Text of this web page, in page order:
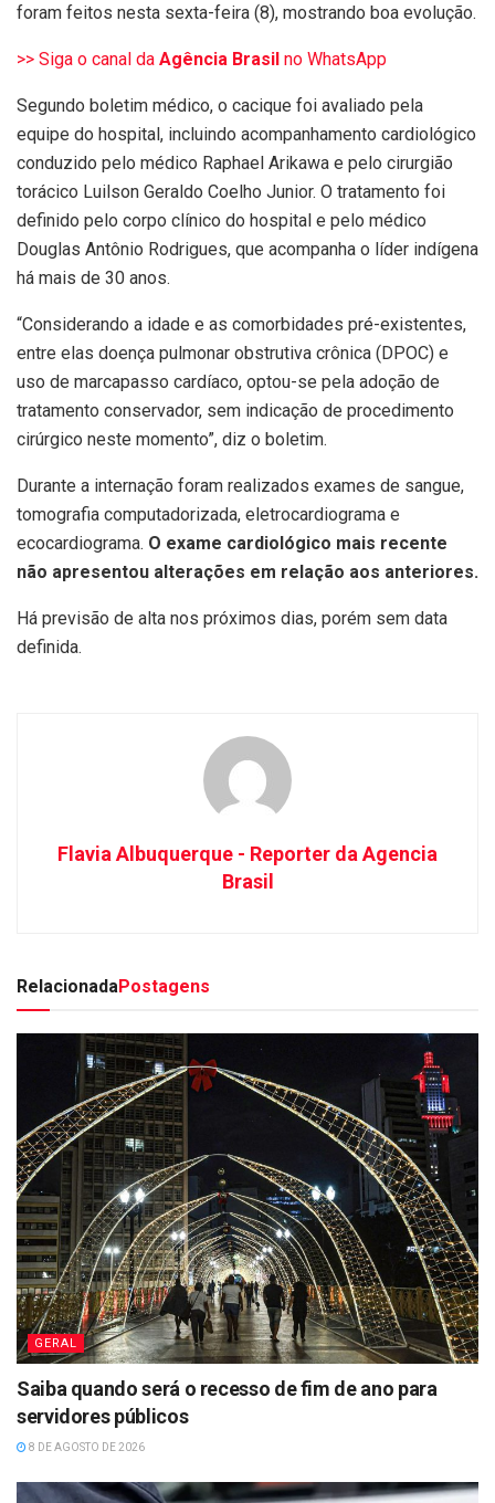
foram feitos nesta sexta-feira (8), mostrando boa evolução.
>> Siga o canal da Agência Brasil no WhatsApp
Segundo boletim médico, o cacique foi avaliado pela
equipe do hospital, incluindo acompanhamento cardiológico
conduzido pelo médico Raphael Arikawa e pelo cirurgião
torácico Luilson Geraldo Coelho Junior. O tratamento foi
definido pelo corpo clínico do hospital e pelo médico
Douglas Antônio Rodrigues, que acompanha o líder indígena
há mais de 30 anos.
“Considerando a idade e as comorbidades pré-existentes,
entre elas doença pulmonar obstrutiva crônica (DPOC) e
uso de marcapasso cardíaco, optou-se pela adoção de
tratamento conservador, sem indicação de procedimento
cirúrgico neste momento”, diz o boletim.
Durante a internação foram realizados exames de sangue,
tomografia computadorizada, eletrocardiograma e
ecocardiograma. O exame cardiológico mais recente
não apresentou alterações em relação aos anteriores.
Há previsão de alta nos próximos dias, porém sem data
definida.
Flavia Albuquerque - Reporter da Agencia
Brasil
RelacionadaPostagens
GERAL
Saiba quando será o recesso de fim de ano para
servidores públicos
8 DE AGOSTO DE 2026